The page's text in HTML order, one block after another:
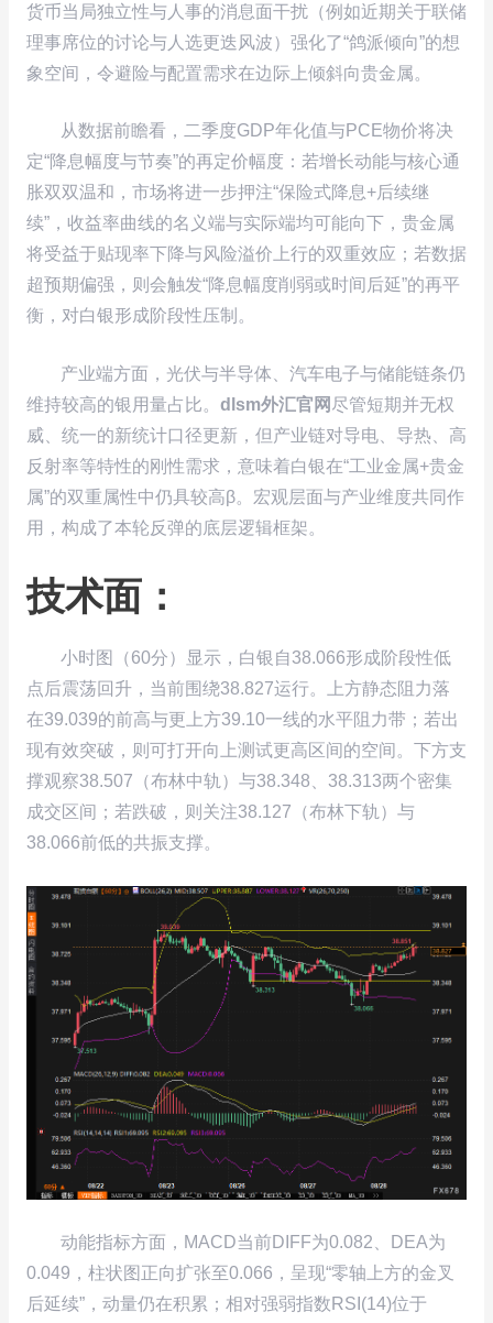
货币当局独立性与人事的消息面干扰（例如近期关于联储
理事席位的讨论与人选更迭风波）强化了“鸽派倾向”的想
象空间，令避险与配置需求在边际上倾斜向贵金属。
从数据前瞻看，二季度GDP年化值与PCE物价将决
定“降息幅度与节奏”的再定价幅度：若增长动能与核心通
胀双双温和，市场将进一步押注“保险式降息+后续继
续”，收益率曲线的名义端与实际端均可能向下，贵金属
将受益于贴现率下降与风险溢价上行的双重效应；若数据
超预期偏强，则会触发“降息幅度削弱或时间后延”的再平
衡，对白银形成阶段性压制。
产业端方面，光伏与半导体、汽车电子与储能链条仍
维持较高的银用量占比。 dlsm外汇官网 尽管短期并无权
威、统一的新统计口径更新，但产业链对导电、导热、高
反射率等特性的刚性需求，意味着白银在“工业金属+贵金
属”的双重属性中仍具较高β。宏观层面与产业维度共同作
用，构成了本轮反弹的底层逻辑框架。
技术面：
小时图（60分）显示，白银自38.066形成阶段性低
点后震荡回升，当前围绕38.827运行。上方静态阻力落
在39.039的前高与更上方39.10一线的水平阻力带；若出
现有效突破，则可打开向上测试更高区间的空间。下方支
撑观察38.507（布林中轨）与38.348、38.313两个密集
成交区间；若跌破，则关注38.127（布林下轨）与
38.066前低的共振支撑。
动能指标方面，MACD当前DIFF为0.082、DEA为
0.049，柱状图正向扩张至0.066，呈现“零轴上方的金叉
后延续”，动量仍在积累；相对强弱指数RSI(14)位于